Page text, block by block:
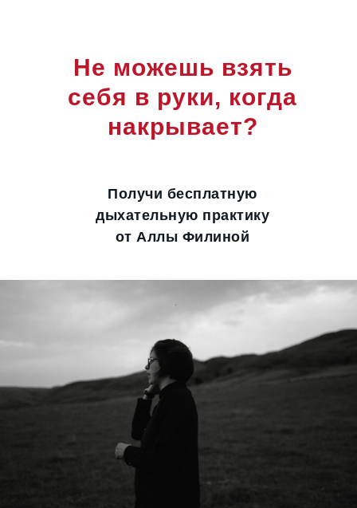
Не можешь взять
себя в руки, когда
накрывает?
Получи бесплатную
дыхательную практику
от Аллы Филиной